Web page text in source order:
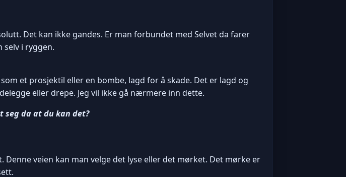
Det kan ikke gandes. Er man forbundet med Selvet da farer
i ryggen.
et prosjektil eller en bombe, lagd for å skade. Det er lagd og
eller drepe. Jeg vil ikke gå nærmere inn dette.
seg da at du kan det?
veien kan man velge det lyse eller det mørket. Det mørke er